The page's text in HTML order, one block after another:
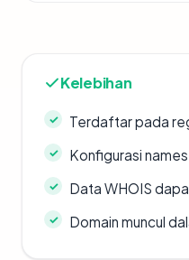
Kelebihan
Terdaftar pada
Konfigurasi
Data WHOIS
Domain muncul